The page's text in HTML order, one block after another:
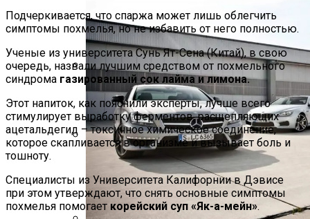
Развенчан Популярный Миф О
Быстром Похудении
Зеленский Летит На Встречу С
Эрдоганом И Варфоломеем
Подчеркивается, что спаржа может лишь облегчить
симптомы похмелья, но не избавить от него полностью.
Ученые из университета Сунь Ят-Сена (Китай), в свою
очередь, назвали лучшим средством от похмельного
синдрома газированный сок лайма и лимона.
Этот напиток, как пояснили эксперты, лучше всего
стимулирует выработку ферментов, расщепляющих
ацетальдегид – токсичное химическое соединение,
которое скапливается в организме и вызывает боль и
тошноту.
Специалисты из Университета Калифорнии в Дэвисе
при этом утверждают, что снять основные симптомы
похмелья помогает корейский суп «Як-а-мейн».